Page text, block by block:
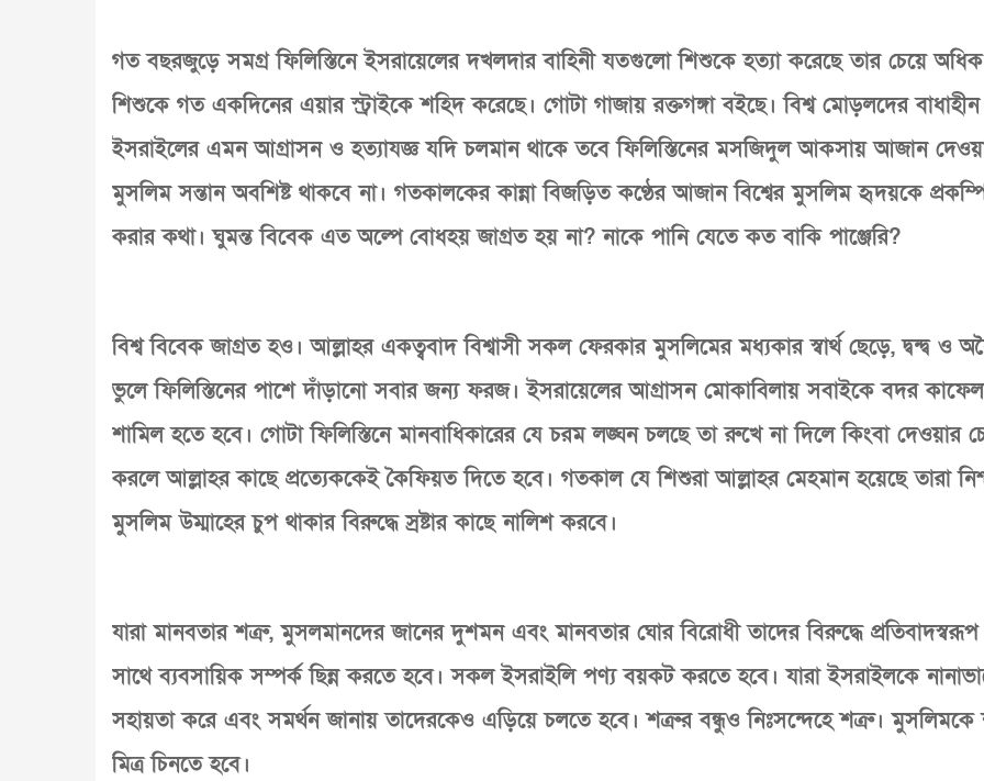
গত বছরজুড়ে সমগ্র ফিলিস্তিনে ইসরায়েলের দখলদার বাহিনী যতগুলো শিশুকে হত্যা করেছে তার চেয়ে
শিশুকে গত একদিনের এয়ার স্ট্রাইকে শহিদ করেছে। গোটা গাজায় রক্তগঙ্গা বইছে। বিশ্ব মোড়লদের
ইসরাইলের এমন আগ্রাসন ও হত্যাযজ্ঞ যদি চলমান থাকে তবে ফিলিস্তিনের মসজিদুল আকসায় আজান
মুসলিম সন্তান অবশিষ্ট থাকবে না। গতকালকের কান্না বিজড়িত কণ্ঠের আজান বিশ্বের মুসলিম হৃদয়কে
করার কথা। ঘুমন্ত বিবেক এত অল্পে বোধহয় জাগ্রত হয় না? নাকে পানি যেতে কত বাকি পাঞ্জেরি?
বিশ্ব বিবেক জাগ্রত হও। আল্লাহর একত্ববাদ বিশ্বাসী সকল ফেরকার মুসলিমের মধ্যকার স্বার্থ ছেড়ে, দ্বন্দ্ব ও
ভুলে ফিলিস্তিনের পাশে দাঁড়ানো সবার জন্য ফরজ। ইসরায়েলের আগ্রাসন মোকাবিলায় সবাইকে বদর
শামিল হতে হবে। গোটা ফিলিস্তিনে মানবাধিকারের যে চরম লঙ্ঘন চলছে তা রুখে না দিলে কিংবা দেওয়ার
করলে আল্লাহর কাছে প্রত্যেককেই কৈফিয়ত দিতে হবে। গতকাল যে শিশুরা আল্লাহর মেহমান হয়েছে তারা
মুসলিম উম্মাহের চুপ থাকার বিরুদ্ধে স্রষ্টার কাছে নালিশ করবে।
যারা মানবতার শত্রু, মুসলমানদের জানের দুশমন এবং মানবতার ঘোর বিরোধী তাদের বিরুদ্ধে
সাথে ব্যবসায়িক সম্পর্ক ছিন্ন করতে হবে। সকল ইসরাইলি পণ্য বয়কট করতে হবে। যারা ইসরাইলকে
সহায়তা করে এবং সমর্থন জানায় তাদেরকেও এড়িয়ে চলতে হবে। শত্রুর বন্ধুও নিঃসন্দেহে শত্রু। মুসলিমকে
মিত্র চিনতে হবে।